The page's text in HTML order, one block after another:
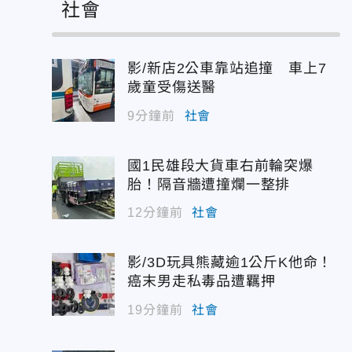
社會
影/新店2公車靠站追撞 車上7
歲童受傷送醫
9分鐘前 社會
國1民雄段大貨車右前輪突爆
胎！隔音牆遭撞爛一整排
12分鐘前 社會
影/3D玩具熊藏逾1公斤K他命！
癌末男走私毒品遭羈押
19分鐘前 社會